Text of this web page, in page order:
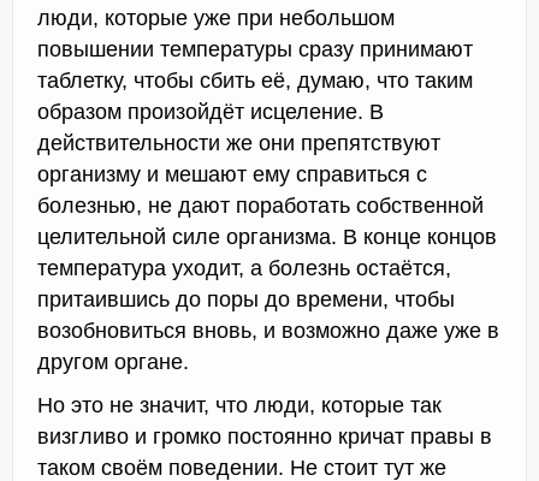
люди, которые уже при небольшом
повышении температуры сразу принимают
таблетку, чтобы сбить её, думаю, что таким
образом произойдёт исцеление. В
действительности же они препятствуют
организму и мешают ему справиться с
болезнью, не дают поработать собственной
целительной силе организма. В конце концов
температура уходит, а болезнь остаётся,
притаившись до поры до времени, чтобы
возобновиться вновь, и возможно даже уже в
другом органе.
Но это не значит, что люди, которые так
визгливо и громко постоянно кричат правы в
таком своём поведении. Не стоит тут же